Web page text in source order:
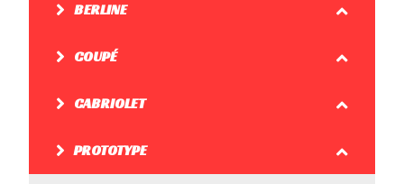
BERLINE
COUPÉ
CABRIOLET
PROTOTYPE